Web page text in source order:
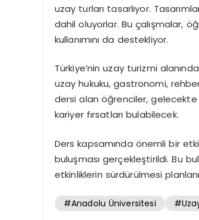
uzay turları tasarlıyor.
dahil oluyorlar. Bu çalışmalar,
kullanımını da destekliyor.
Türkiye’nin uzay turizmi
uzay hukuku, gastronomi,
dersi alan öğrenciler,
kariyer fırsatları bulabilecek.
Ders kapsamında önemli bir
buluşması gerçekleştirildi. Bu
etkinliklerin sürdürülmesi
#Anadolu Üniversitesi